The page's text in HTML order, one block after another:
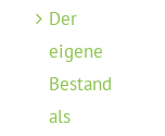
Der
eigene
Bestand
als